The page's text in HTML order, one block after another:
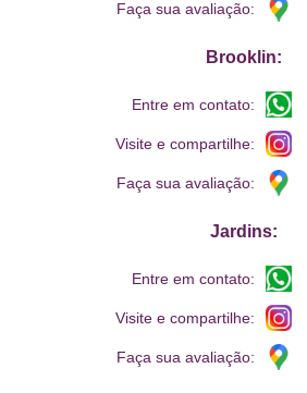
Faça sua avaliação:
Brooklin:
Entre em contato:
Visite e compartilhe:
Faça sua avaliação:
Jardins:
Entre em contato:
Visite e compartilhe:
Faça sua avaliação: